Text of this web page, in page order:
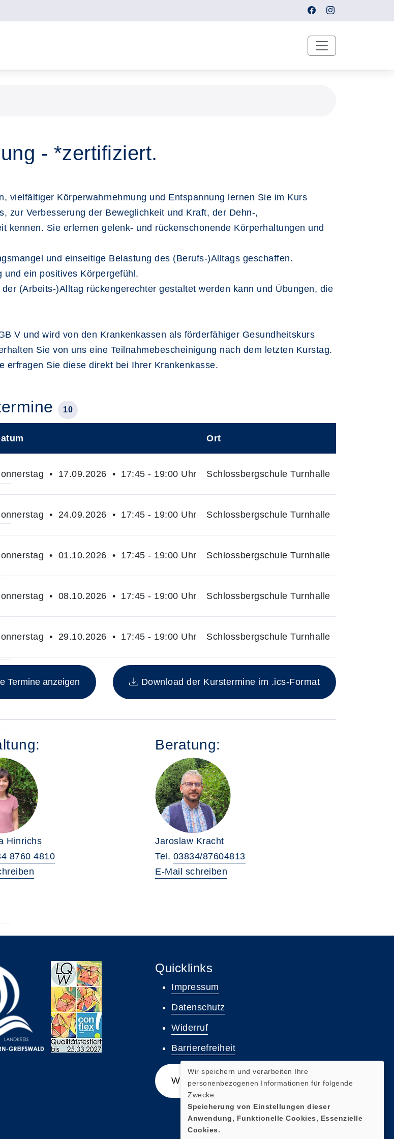
- *zertifiziert.
vielfältiger Körperwahrnehmung und Entspannung lernen Sie im Kurs
zur Verbesserung der Beweglichkeit und Kraft, der Dehn-,
kennen. Sie erlernen gelenk- und rückenschonende Körperhaltungen und
und einseitige Belastung des (Berufs-)Alltags geschaffen.
und ein positives Körpergefühl.
(Arbeits-)Alltag rückengerechter gestaltet werden kann und Übungen, die
V und wird von den Krankenkassen als förderfähiger Gesundheitskurs
Sie von uns eine Teilnahmebescheinigung nach dem letzten Kurstag.
erfragen Sie diese direkt bei Ihrer Krankenkasse.
10
gibt es 10 Termine zum diesen Kurs
Ort
• 17.09.2026 • 17:45 - 19:00 Uhr Schlossbergschule Turnhalle
• 24.09.2026 • 17:45 - 19:00 Uhr Schlossbergschule Turnhalle
• 01.10.2026 • 17:45 - 19:00 Uhr Schlossbergschule Turnhalle
• 08.10.2026 • 17:45 - 19:00 Uhr Schlossbergschule Turnhalle
• 29.10.2026 • 17:45 - 19:00 Uhr Schlossbergschule Turnhalle
Termine anzeigen Download der Kurstermine im .ics-Format
Hinrichs
8760 4810
Beratung:
Jaroslaw Kracht
Tel. 03834/87604813
E-Mail schreiben
Quicklinks
Impressum
Datenschutz
Widerruf
Barrierefreiheit
Widerrufsformular
Wir speichern und verarbeiten Ihre
personenbezogenen Informationen für folgende
Zwecke:
Speicherung von Einstellungen dieser
Anwendung, Funktionelle Cookies, Essenzielle
Cookies.